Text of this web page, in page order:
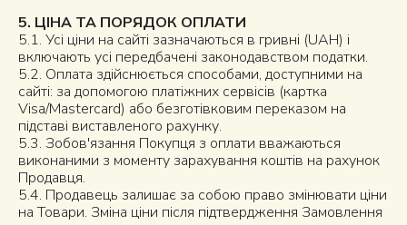
5. ЦІНА ТА ПОРЯДОК ОПЛАТИ
5.1. Усі ціни на сайті зазначаються в гривні (UAH) і
включають усі передбачені законодавством податки.
5.2. Оплата здійснюється способами, доступними на
сайті: за допомогою платіжних сервісів (картка
Visa/Mastercard) або безготівковим переказом на
підставі виставленого рахунку.
5.3. Зобов'язання Покупця з оплати вважаються
виконаними з моменту зарахування коштів на рахунок
Продавця.
5.4. Продавець залишає за собою право змінювати ціни
на Товари. Зміна ціни після підтвердження Замовлення